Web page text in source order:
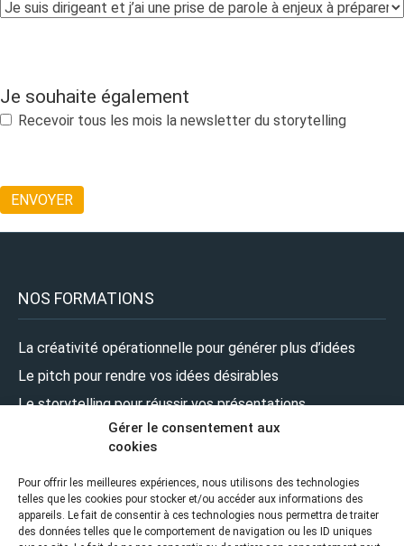
Gérer le consentement aux
cookies
Pour offrir les meilleures expériences, nous utilisons des technologies
telles que les cookies pour stocker et/ou accéder aux informations des
appareils. Le fait de consentir à ces technologies nous permettra de traiter
des données telles que le comportement de navigation ou les ID uniques
Je souhaite également
Recevoir tous les mois la newsletter du storytelling
NOS FORMATIONS
La créativité opérationnelle pour générer plus d’idées
Le pitch pour rendre vos idées désirables
Le storytelling pour réussir vos présentations
Le design pour renforcer l’impact de vos présentations
NOUS SUIVRE